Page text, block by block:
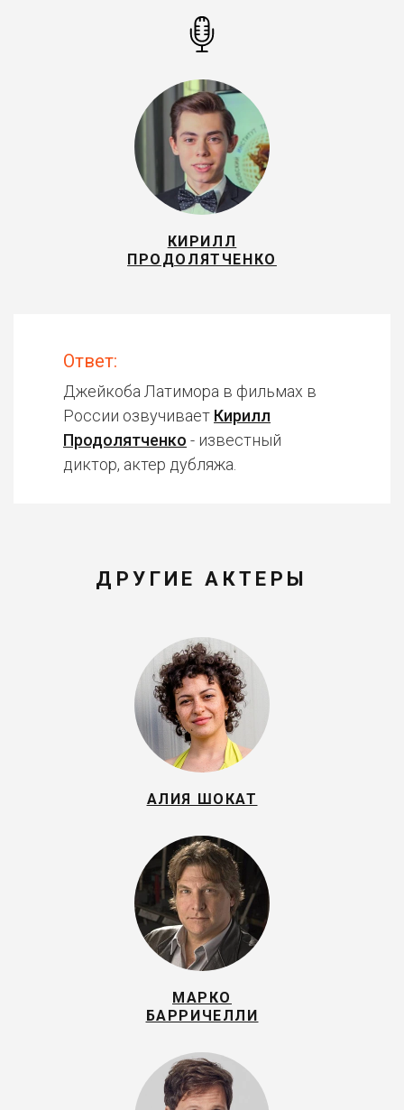
КИРИЛЛ
ПРОДОЛЯТЧЕНКО
Ответ:
Джейкоба Латимора в фильмах в
России озвучивает Кирилл
Продолятченко - известный
диктор, актер дубляжа.
ДРУГИЕ АКТЕРЫ
АЛИЯ ШОКАТ
МАРКО
БАРРИЧЕЛЛИ